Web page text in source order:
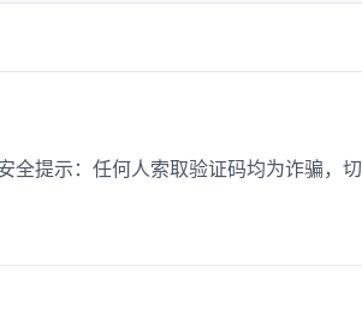
全提示：任何人索取验证码均为诈骗，切